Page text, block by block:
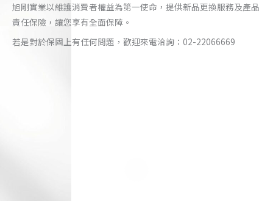
旭剛實業以維護消費者權益為第一使命，提供新品更換服務及產品
責任保險，讓您享有全面保障。
若是對於保固上有任何問題，歡迎來電洽詢：02-22066669